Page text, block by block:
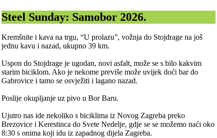
Steel Sunday: Samobor 2026.
Kremšnite i kava na trgu, “U prolazu”, vožnja do Stojdrage na još
jednu kavu i nazad, ukupno 39 km.
Uspon do Stojdrage je ugodan, novi asfalt, može se s bilo kakvim
starim biciklom. Ako je nekome previše može uvijek doći bar do
Gabrovice i tamo se osvježiti i lagano nazad.
Poslije okupljanje uz pivo u Bor Baru.
Ujutro nas ide nekoliko s biciklima iz Novog Zagreba preko
Brezovice i Kerestinca do Svete Nedelje, gdje se se možemo naći oko
8:30 s onima koji idu iz zapadnog dijela Zagreba.